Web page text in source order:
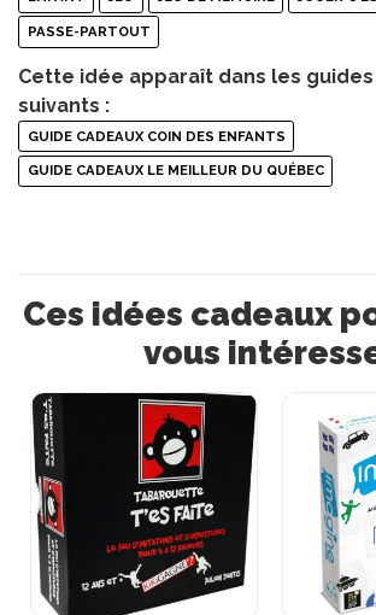
PASSE-PARTOUT
Cette idée apparaît dans les
suivants :
GUIDE CADEAUX COIN DES ENFANTS
GUIDE CADEAUX LE MEILLEUR DU QUÉBEC
Ces idées cadeaux
vous